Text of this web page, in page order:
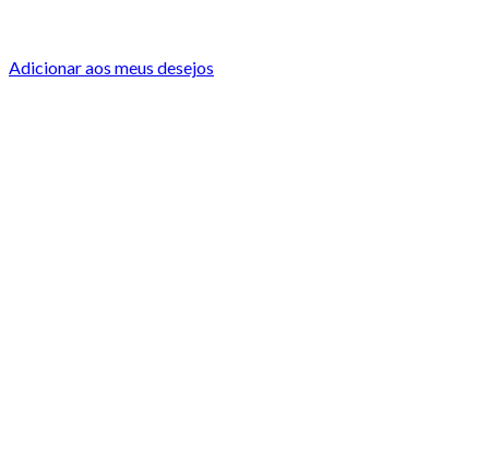
Adicionar aos meus desejos